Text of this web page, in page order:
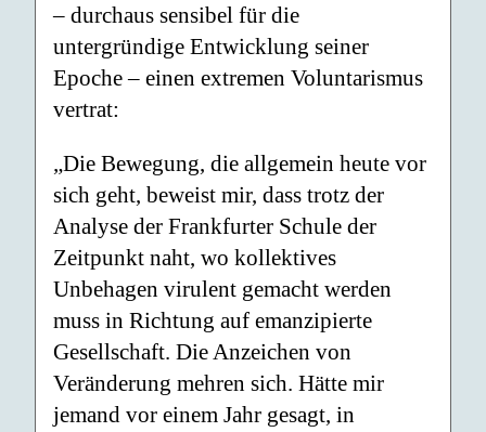
– durchaus sensibel für die
untergründige Entwicklung seiner
Epoche – einen extremen Voluntarismus
vertrat:
„Die Bewegung, die allgemein heute vor
sich geht, beweist mir, dass trotz der
Analyse der Frankfurter Schule der
Zeitpunkt naht, wo kollektives
Unbehagen virulent gemacht werden
muss in Richtung auf emanzipierte
Gesellschaft. Die Anzeichen von
Veränderung mehren sich. Hätte mir
jemand vor einem Jahr gesagt, in